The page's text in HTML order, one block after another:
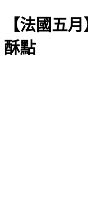
【法國五
酥點